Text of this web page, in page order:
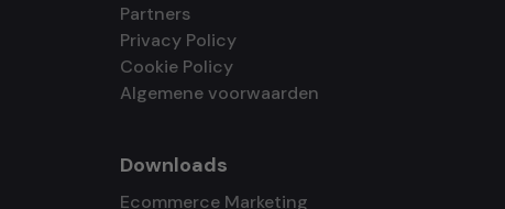
Partners
Privacy Policy
Cookie Policy
Algemene voorwaarden
Downloads
Ecommerce Marketing